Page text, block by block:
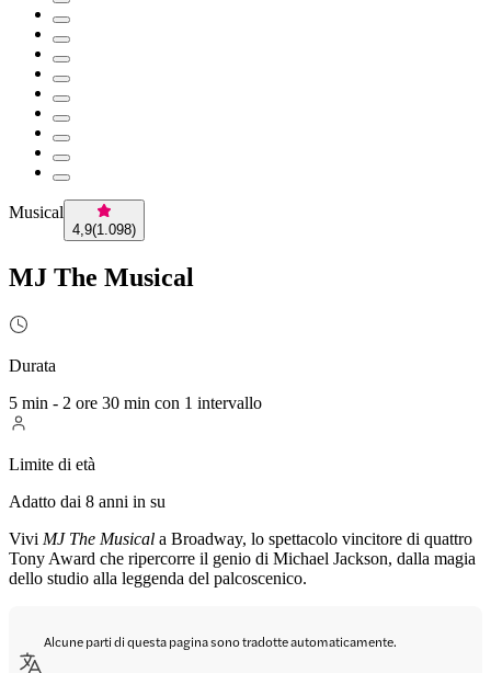
Musical
4,9(1.098)
MJ The Musical
Durata
5 min - 2 ore 30 min con 1 intervallo
Limite di età
Adatto dai 8 anni in su
Vivi MJ The Musical a Broadway, lo spettacolo vincitore di quattro
Tony Award che ripercorre il genio di Michael Jackson, dalla magia
dello studio alla leggenda del palcoscenico.
Alcune parti di questa pagina sono tradotte automaticamente.